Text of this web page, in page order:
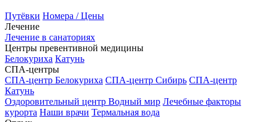
Путёвки Номера / Цены
Лечение
Лечение в санаториях
Центры превентивной медицины
Белокуриха Катунь
СПА-центры
СПА-центр Белокуриха СПА-центр Сибирь СПА-центр
Катунь
Оздоровительный центр Водный мир Лечебные факторы
курорта Наши врачи Термальная вода